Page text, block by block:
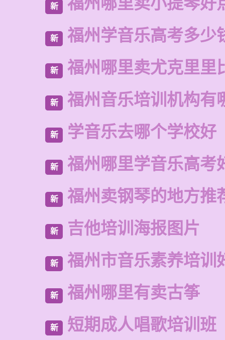
新
新 福州学音乐高考多少
新 福州哪里卖尤克里里
新 福州音乐培训机构有
新 学音乐去哪个学校好
新 福州哪里学音乐高考
新 福州卖钢琴的地方推
新 吉他培训海报图片
新 福州市音乐素养培训
新 福州哪里有卖古筝
新 短期成人唱歌培训班